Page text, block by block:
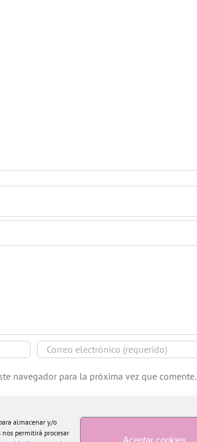
almacenar y/o
permitirá procesar
Aceptar cookies
navegador para la próxima vez que comente.